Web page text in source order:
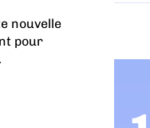
nouvelle
pour